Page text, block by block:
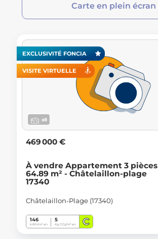
Carte en plein écran
EXCLUSIVITÉ FONCIA
VISITE VIRTUELLE
x8
469 000 €
À vendre Appartement 3 pièces
64.89 m² - Châtelaillon-plage
17340
Châtelaillon-Plage (17340)
146
kWh/m².an
5
Kg CO2/m².an C